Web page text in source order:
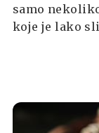
samo
koje je lako